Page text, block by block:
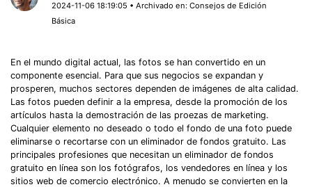
2024-11-06 18:19:05 • Archivado en:Consejos de Edición
Básica
En el mundo digital actual, las fotos se han convertido en un
componente esencial. Para que sus negocios se expandan y
prosperen, muchos sectores dependen de imágenes de alta calidad.
Las fotos pueden definir a la empresa, desde la promoción de los
artículos hasta la demostración de las proezas de marketing.
Cualquier elemento no deseado o todo el fondo de una foto puede
eliminarse o recortarse con un eliminador de fondos gratuito. Las
principales profesiones que necesitan un eliminador de fondos
gratuito en línea son los fotógrafos, los vendedores en línea y los
sitios web de comercio electrónico. A menudo se convierten en la